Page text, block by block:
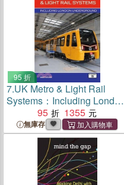
95 折
7.UK Metro & Light Rail
Systems：Including London
Underground
95 1355
無庫存